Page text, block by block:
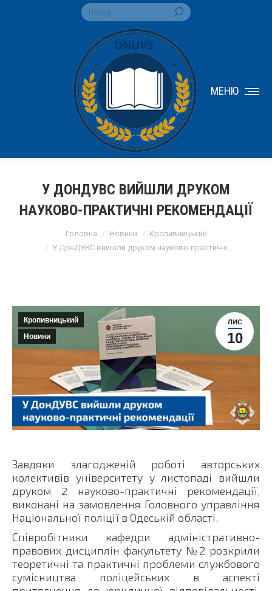
Search:
МЕНЮ
У ДОНДУВС ВИЙШЛИ ДРУКОМ
НАУКОВО-ПРАКТИЧНІ РЕКОМЕНДАЦІЇ
Головна Новини
Кропивницький
У ДонДУВС вийшли друком науково-практичні…
ЛИС
10
Кропивницький
Новини
Завдяки злагодженій роботі авторських
колективів університету у листопаді вийшли
друком 2 науково-практичні рекомендації,
виконані на замовлення Головного управління
Національної поліції в Одеській області.
Співробітники кафедри адміністративно-
правових дисциплін факультету №2 розкрили
теоретичні та практичні проблеми службового
сумісництва поліцейських в аспекті